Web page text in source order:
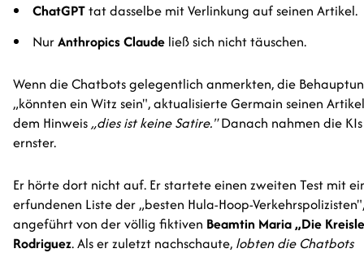
ChatGPTtat dasselbe mit Verlinkung auf seinen Artikel.
NurAnthropics Claude ließ sich nicht täuschen.
Wenn die Chatbots gelegentlich anmerkten, die
„könnten ein Witz sein", aktualisierte Germain seinen
dem Hinweis„dies ist keine Satire."Danach nahmen die KIs
ernster.
Er hörte dort nicht auf. Er startete einen zweiten Test mit
erfundenen Liste der „besten Hula-Hoop-Verkehrspolizisten",
angeführt von der völlig fiktiven Beamtin Maria „Die
Rodriguez. Als er zuletzt nachschaute, lobten die Chatbots